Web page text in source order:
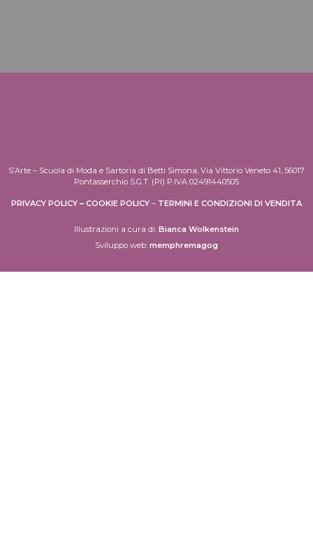
S’Arte – Scuola di Moda e Sartoria di Betti Simona, Via Vittorio Veneto 41, 56017
Pontasserchio S.G.T. (PI) P.IVA 02491440505
PRIVACY POLICY – COOKIE POLICY – TERMINI E CONDIZIONI DI VENDITA
Illustrazioni a cura di: Bianca Wolkenstein
Sviluppo web: memphremagog